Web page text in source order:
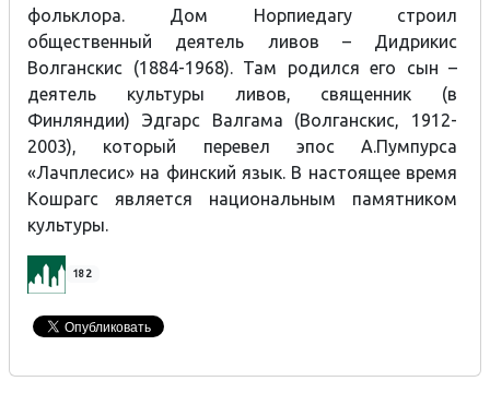
фольклора. Дом Норпиедагу строил
общественный деятель ливов – Дидрикис
Волганскис (1884-1968). Там родился его сын –
деятель культуры ливов, священник (в
Финляндии) Эдгарc Валгама (Волганскис, 1912-
2003), который перевел эпос A.Пумпурса
«Лачплесис» на финский язык. В настоящее время
Кошрагс является национальным памятником
культуры.
182